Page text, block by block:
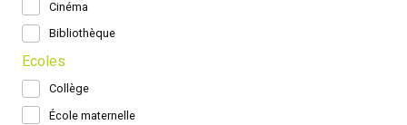
Cinéma
Bibliothèque
Ecoles
Collège
École maternelle